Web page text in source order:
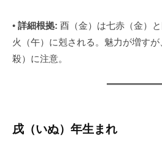
• 詳細根拠: 酉（金）は七赤（金）
火（午）に剋される。魅力が増す
殺）に注意。
戌（いぬ）年生まれ